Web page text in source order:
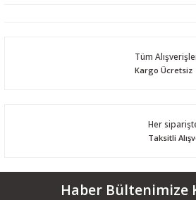
Tüm
Kargo Ücretsiz
Her
Taksitli
Haber Bültenimize